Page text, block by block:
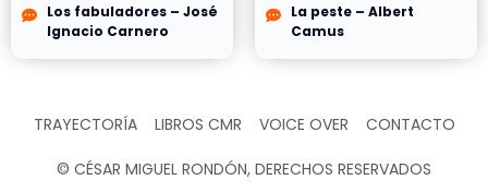
Los fabuladores – José
Ignacio Carnero
La peste – Albert
Camus
TRAYECTORÍA LIBROS CMR VOICE OVER CONTACTO
© CÉSAR MIGUEL RONDÓN, DERECHOS RESERVADOS